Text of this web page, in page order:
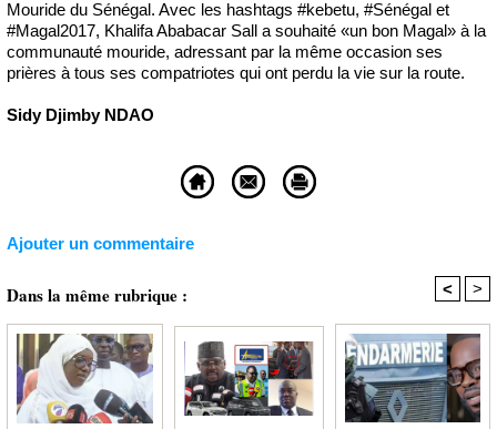
Mouride du Sénégal. Avec les hashtags #kebetu, #Sénégal et
#Magal2017, Khalifa Ababacar Sall a souhaité «un bon Magal» à la
communauté mouride, adressant par la même occasion ses
prières à tous ses compatriotes qui ont perdu la vie sur la route.
Sidy Djimby NDAO
Ajouter un commentaire
Dans la même rubrique : < >